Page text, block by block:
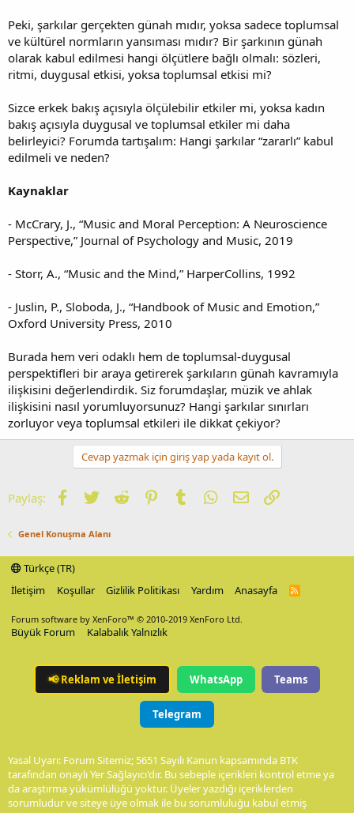
Peki, şarkılar gerçekten günah mıdır, yoksa sadece toplumsal
ve kültürel normların yansıması mıdır? Bir şarkının günah
olarak kabul edilmesi hangi ölçütlere bağlı olmalı: sözleri,
ritmi, duygusal etkisi, yoksa toplumsal etkisi mi?
Sizce erkek bakış açısıyla ölçülebilir etkiler mi, yoksa kadın
bakış açısıyla duygusal ve toplumsal etkiler mi daha
belirleyici? Forumda tartışalım: Hangi şarkılar “zararlı” kabul
edilmeli ve neden?
Kaynaklar
- McCrary, J., “Music and Moral Perception: A Neuroscience
Perspective,” Journal of Psychology and Music, 2019
- Storr, A., “Music and the Mind,” HarperCollins, 1992
- Juslin, P., Sloboda, J., “Handbook of Music and Emotion,”
Oxford University Press, 2010
Burada hem veri odaklı hem de toplumsal-duygusal
perspektifleri bir araya getirerek şarkıların günah kavramıyla
ilişkisini değerlendirdik. Siz forumdaşlar, müzik ve ahlak
ilişkisini nasıl yorumluyorsunuz? Hangi şarkılar sınırları
zorluyor veya toplumsal etkileri ile dikkat çekiyor?
Cevap yazmak için giriş yap yada kayıt ol.
Paylaş: Facebook
TwitterReddit PinterestTumblrWhatsApp
E-postaLink
Genel Konuşma Alanı
Türkçe (TR)
İletişim
Koşullar Gizlilik Politikası Yardım Anasayfa
R
Forum software by XenForo™ © 2010-2019 XenForo Ltd.
Büyük Forum Kalabalık Yalnızlık
📢Reklam ve İletişim WhatsApp Teams
Telegram
Yasal Uyarı: Forum Sitemiz; 5651 Sayılı Kanun kapsamında BTK
tarafından onaylı Yer Sağlayıcı'dır. Bu sebeple içerikleri kontrol etme ya
da araştırma yükümlülüğü yoktur. Üyeler yazdığı içeriklerden
sorumludur ve siteye üye olmak ile bu sorumluluğu kabul etmiş